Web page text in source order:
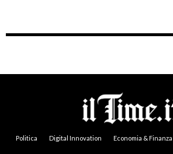
Politica Digital Innovation Economia & Finanza